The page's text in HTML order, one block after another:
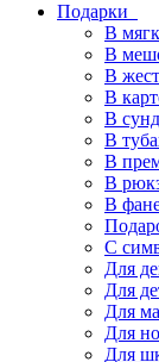
Подарки
В
В
В
В
В
В
В
В
В
С
Для
Для
Для
Для
Для